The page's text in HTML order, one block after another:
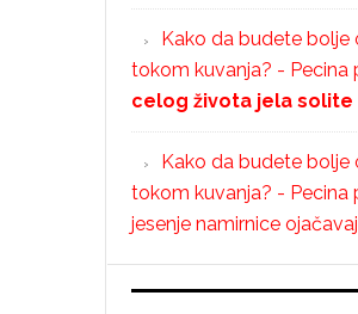
Kako da budete bolje
tokom kuvanja? - Pecina
celog života jela solite
Kako da budete bolje
tokom kuvanja? - Pecina
jesenje namirnice